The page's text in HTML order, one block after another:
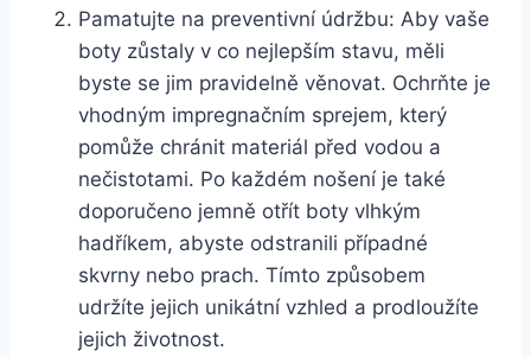
Pamatujte na preventivní⁣ údržbu: Aby vaše
boty zůstaly v co nejlepším ‍stavu, ‍měli
byste ​se jim pravidelně věnovat. Ochrňte je
vhodným impregnačním sprejem, který
pomůže chránit materiál před vodou a
nečistotami. Po každém nošení je také
doporučeno jemně otřít boty vlhkým
‍hadříkem, abyste odstranili případné
skvrny nebo prach. Tímto ⁤způsobem
udržíte ⁣jejich unikátní vzhled a prodloužíte
jejich životnost.